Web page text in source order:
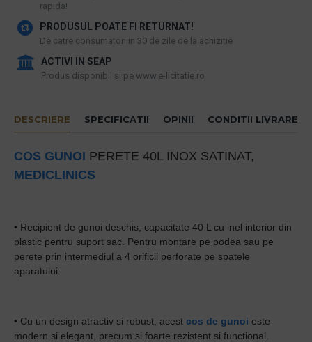
rapida!
PRODUSUL POATE FI RETURNAT!
De catre consumatori in 30 de zile de la achizitie
ACTIVI IN SEAP
Produs disponibil si pe www.e-licitatie.ro
DESCRIERE SPECIFICATII OPINII CONDITII LIVRARE
COS GUNOI PERETE 40L INOX SATINAT,
MEDICLINICS
• Recipient de gunoi deschis, capacitate 40 L cu inel interior din
plastic pentru suport sac. Pentru montare pe podea sau pe
perete prin intermediul a 4 orificii perforate pe spatele
aparatului.
• Cu un design atractiv si robust, acest cos de gunoi este
modern si elegant, precum si foarte rezistent si functional.